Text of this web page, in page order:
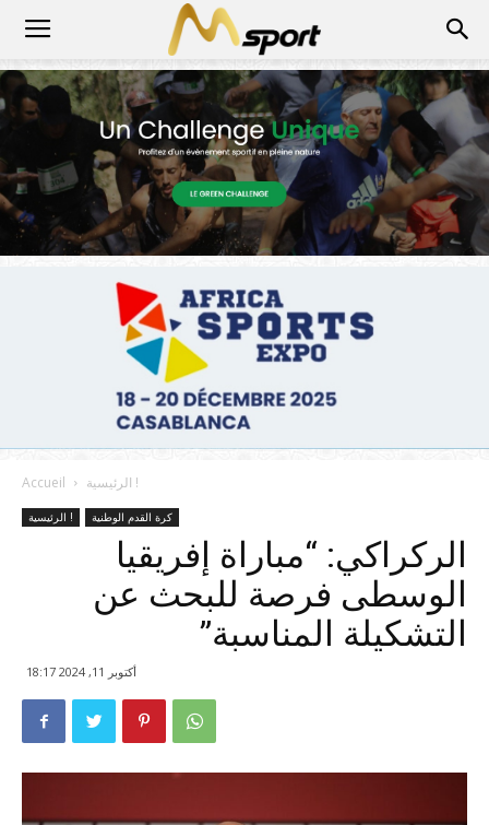
Accueil الرئيسية !
الرئيسية ! كرة القدم الوطنية
الركراكي: “مباراة إفريقيا
الوسطى فرصة للبحث عن
التشكيلة المناسبة”
أكتوبر 11, 2024 18:17